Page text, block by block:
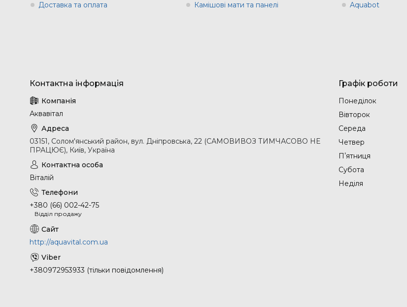
Доставка та оплата
Камішові мати та панелі
Aquabot
Аквавітал
03151, Солом'янський район, вул. Дніпровська, 22 (САМОВИВОЗ ТИМЧАСОВО НЕ
ПРАЦЮЄ), Київ, Україна
Віталій
+380 (66) 002-42-75
Відділ продажу
http://aquavital.com.ua
+380972953933 (тільки повідомлення)
Графік роботи
Понеділок
Вівторок
Середа
Четвер
Пʼятниця
Субота
Неділя